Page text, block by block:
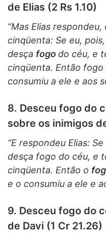
de Elias (2 Rs 1.10)
“Mas Elias
cinqüenta: Se eu,
desça fogodo céu, e
cinqüenta. Então
consumiu a ele e aos
8. Desceu fogo do
sobre os inimigos
“E respondeu Elias:
desça fogo do céu, e
cinqüenta. Então o
e o consumiu a ele e
9. Desceu fogo do
de Davi (1 Cr 21.26)